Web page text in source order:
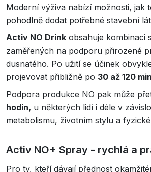
Moderní výživa nabízí možnosti, jak
pohodlně dodat potřebné stavební
Activ NO Drink obsahuje kombinaci
zaměřených na podporu přirozené
dusnatého. Po užití se účinek
projevovat přibližně po 30 až 120
Podpora produkce NO pak může
hodin, u některých lidí i déle v
metabolismu, životním stylu a
Activ NO+ Spray - rychlá a
Pro ty, kteří dávají přednost